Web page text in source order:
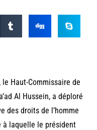
Haut-Commissaire de
Al Hussein, a déploré
des droits de l’homme
à laquelle le président